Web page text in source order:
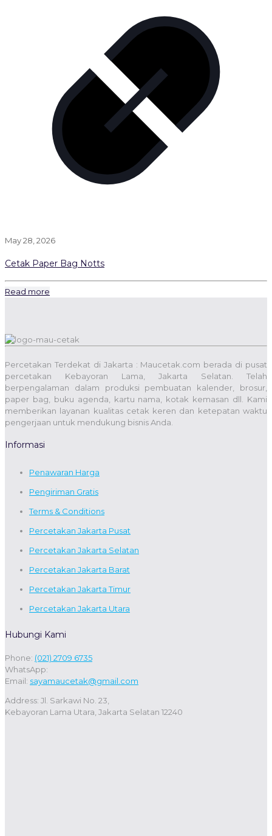
May 28, 2026
Cetak Paper Bag Notts
Read more
Percetakan Terdekat di Jakarta : Maucetak.com berada di pusat
percetakan Kebayoran Lama, Jakarta Selatan. Telah
berpengalaman dalam produksi pembuatan kalender, brosur,
paper bag, buku agenda, kartu nama, kotak kemasan dll. Kami
memberikan layanan kualitas cetak keren dan ketepatan waktu
pengerjaan untuk mendukung bisnis Anda.
Informasi
Penawaran Harga
Pengiriman Gratis
Terms & Conditions
Percetakan Jakarta Pusat
Percetakan Jakarta Selatan
Percetakan Jakarta Barat
Percetakan Jakarta Timur
Percetakan Jakarta Utara
Hubungi Kami
Phone: (021) 2709 6735
WhatsApp:
Email: sayamaucetak@gmail.com
Address: Jl. Sarkawi No. 23,
Kebayoran Lama Utara, Jakarta Selatan 12240